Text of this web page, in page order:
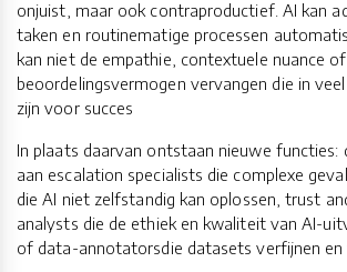
onjuist, maar ook contraproductief. AI kan
taken en routinematige processen
kan niet de empathie, contextuele nuance
beoordelingsvermogen vervangen die in
zijn voor succes
In plaats daarvan ontstaan nieuwe functies:
aan escalation specialists die complexe
die AI niet zelfstandig kan oplossen, trust
analysts die de ethiek en kwaliteit van AI-
of data-annotatorsdie datasets verfijnen en